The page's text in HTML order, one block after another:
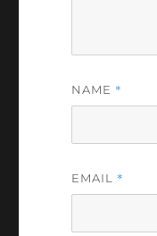
NAME *
EMAIL *